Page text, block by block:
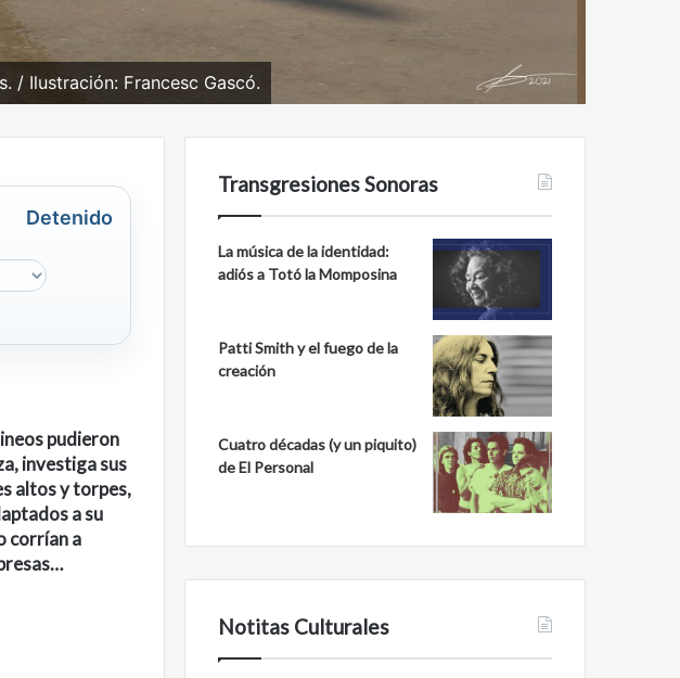
/ Ilustración: Francesc Gascó.
Detenido
pudieron
investiga sus
altos y torpes,
a su
corrían a
Transgresiones Sonoras
La música de la identidad:
adiós a Totó la Momposina
Patti Smith y el fuego de la
creación
Cuatro décadas (y un piquito)
de El Personal
Notitas Culturales